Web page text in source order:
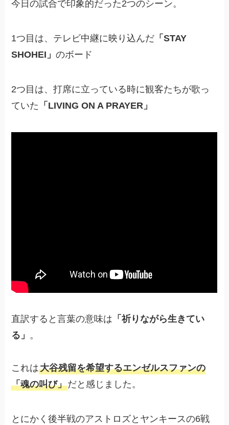
今日の試合で印象的だった2つのシーン。
1つ目は、テレビ中継に映り込んだ 「STAY
SHOHEI」のボード
2つ目は、打席に立っている時に観客たちが歌っ
ていた 「LIVING ON A PRAYER」
直訳すると言葉の意味は 「祈りながら生きてい
る」 。
これは大谷残留を希望するエンゼルスファンの
「魂の叫び」だと感じました。
とにかく後半戦のアストロズとヤンキースの6戦